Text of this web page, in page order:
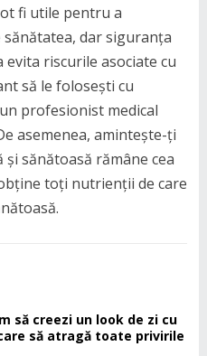
fi utile pentru a
dar siguranța
riscurile asociate cu
să le folosești cu
profesionist medical
asemenea, amintește-ți
sănătoasă rămâne cea
toți nutrienții de care
să creezi un look de zi cu
să atragă toate privirile